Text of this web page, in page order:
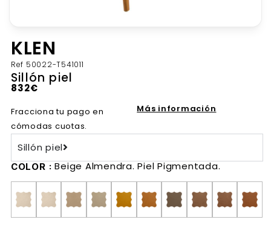
KLEN
Ref 50022-T541011
Sillón piel
832€
Fracciona tu pago en
cómodas cuotas.
Más información
Sillón piel
COLOR Beige Almendra. Piel Pigmentada.